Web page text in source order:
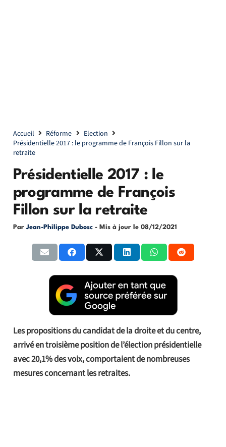
Accueil Réforme
Election
Présidentielle 2017 : le programme de François Fillon sur la
retraite
Présidentielle 2017 : le
programme de François
Fillon sur la retraite
Par Jean-Philippe Dubosc - Mis à jour le 08/12/2021
Les propositions du candidat de la droite et du centre,
arrivé en troisième position de l’élection présidentielle
avec 20,1% des voix, comportaient de nombreuses
mesures concernant les retraites.